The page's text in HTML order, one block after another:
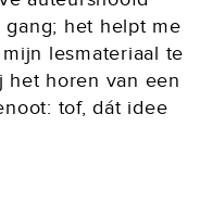
het helpt me
lesmateriaal te
het horen van een
tof, dát idee